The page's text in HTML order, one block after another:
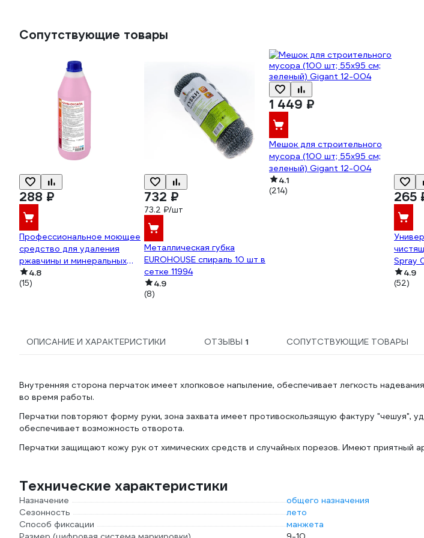
Сопутствующие товары
288 ₽
Профессиональное моющее
средство для удаления
ржавчины и минеральных
отложений СпецСинтез
"Клин-Оксайд" 1л МС3544
4.8
(15)
732 ₽
73.2 ₽/шт
Металлическая губка
EUROHOUSE спираль 10 шт в
сетке 11994
4.9
(8)
1 449 ₽
Мешок для строительного
мусора (100 шт; 55х95 см;
зеленый) Gigant 12-004
4.1
(214) 265
Spray
4.9
(52)
ОПИСАНИЕ И ХАРАКТЕРИСТИКИ ОТЗЫВЫ 1 СОПУТСТВУЮЩИЕ ТОВАРЫ
Внутренняя сторона перчаток имеет хлопковое напыление, обеспечивает легкость
во время работы.
Перчатки повторяют форму руки, зона захвата имеет противоскользящую фактуру "чешуя",
обеспечивает возможность отворота.
Перчатки защищают кожу рук от химических средств и случайных порезов. Имеют приятный
Технические характеристики
Назначение
общего назначения
Сезонность
лето
Способ фиксации
манжета